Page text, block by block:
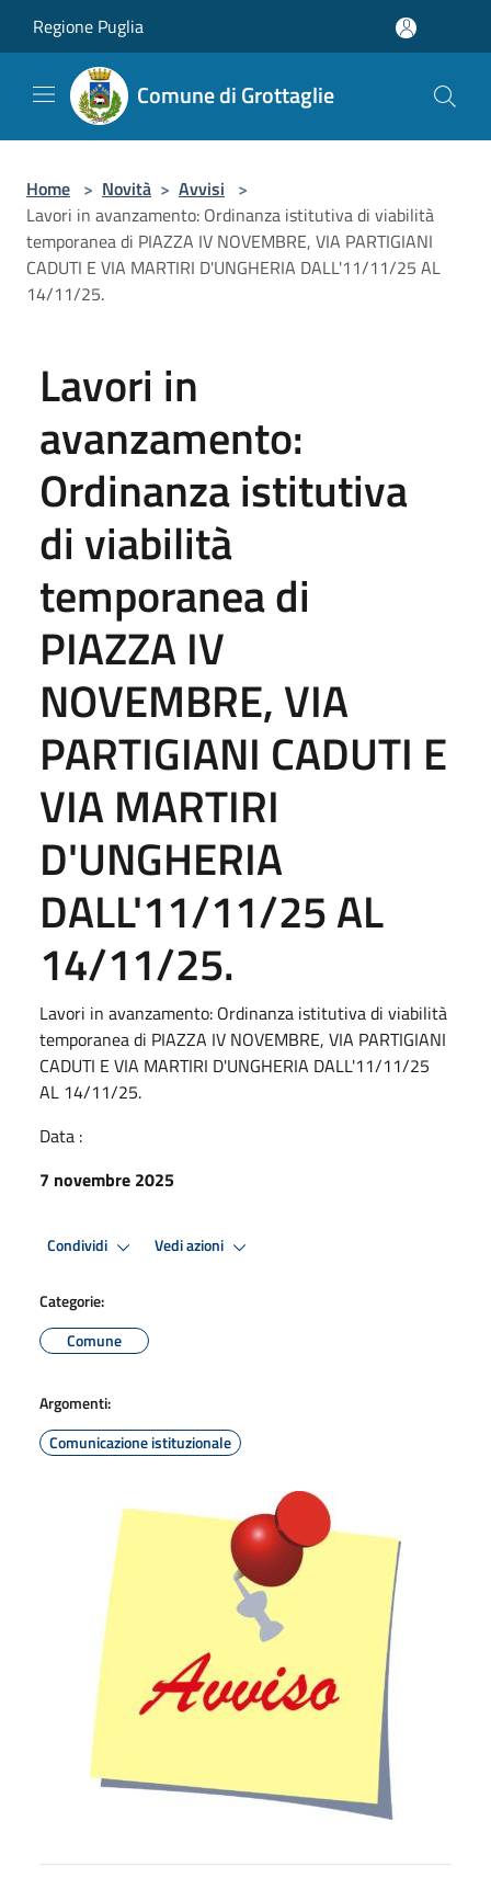
Regione Puglia
Comune di Grottaglie
Home > Novità > Avvisi >
Lavori in avanzamento: Ordinanza istitutiva di viabilità
temporanea di PIAZZA IV NOVEMBRE, VIA PARTIGIANI
CADUTI E VIA MARTIRI D'UNGHERIA DALL'11/11/25 AL
14/11/25.
Lavori in
avanzamento:
Ordinanza istitutiva
di viabilità
temporanea di
PIAZZA IV
NOVEMBRE, VIA
PARTIGIANI CADUTI E
VIA MARTIRI
D'UNGHERIA
DALL'11/11/25 AL
14/11/25.
Lavori in avanzamento: Ordinanza istitutiva di viabilità
temporanea di PIAZZA IV NOVEMBRE, VIA PARTIGIANI
CADUTI E VIA MARTIRI D'UNGHERIA DALL'11/11/25
AL 14/11/25.
Data :
7 novembre 2025
Condividi Vedi azioni
Categorie:
Comune
Argomenti:
Comunicazione istituzionale